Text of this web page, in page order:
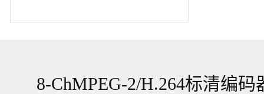
8-ChMPEG-2/H.264标清编码